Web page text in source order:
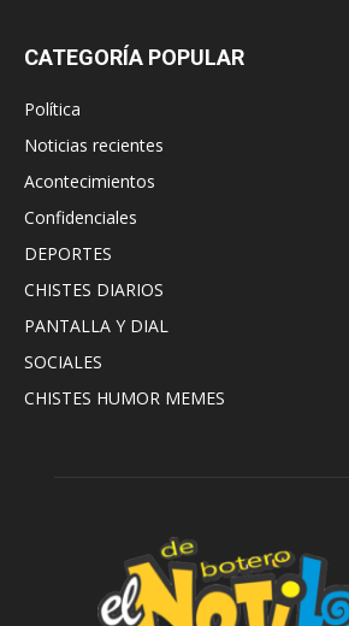
CATEGORÍA POPULAR
Política
Noticias recientes
Acontecimientos
Confidenciales
DEPORTES
CHISTES DIARIOS
PANTALLA Y DIAL
SOCIALES
CHISTES HUMOR MEMES